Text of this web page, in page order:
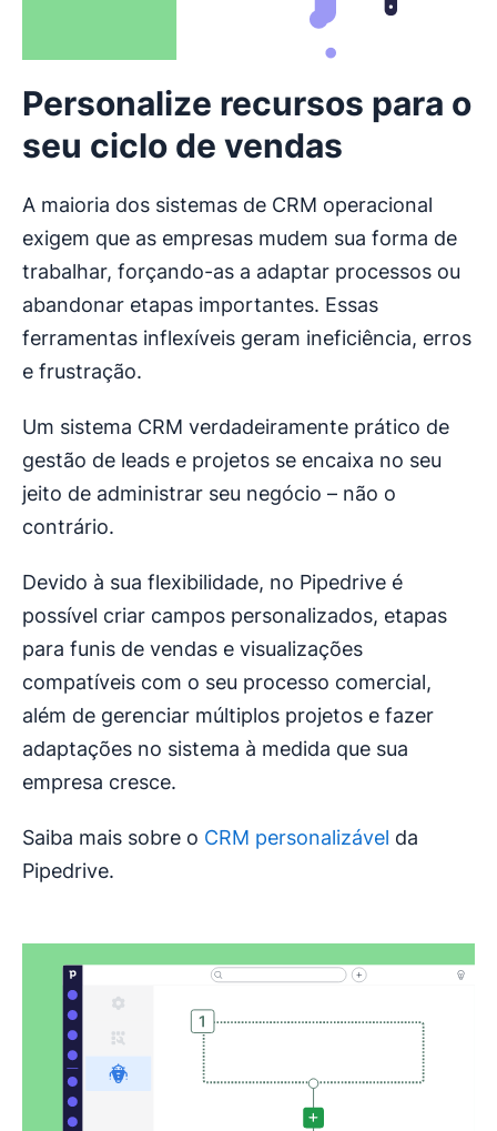
Personalize recursos para o
seu ciclo de vendas
A maioria dos sistemas de CRM operacional
exigem que as empresas mudem sua forma de
trabalhar, forçando-as a adaptar processos ou
abandonar etapas importantes. Essas
ferramentas inflexíveis geram ineficiência, erros
e frustração.
Um sistema CRM verdadeiramente prático de
gestão de leads e projetos se encaixa no seu
jeito de administrar seu negócio – não o
contrário.
Devido à sua flexibilidade, no Pipedrive é
possível criar campos personalizados, etapas
para funis de vendas e visualizações
compatíveis com o seu processo comercial,
além de gerenciar múltiplos projetos e fazer
adaptações no sistema à medida que sua
empresa cresce.
Saiba mais sobre o CRM personalizável da
Pipedrive.